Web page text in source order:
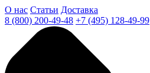
О нас Статьи Доставка
8 (800) 200-49-48 +7 (495) 128-49-99